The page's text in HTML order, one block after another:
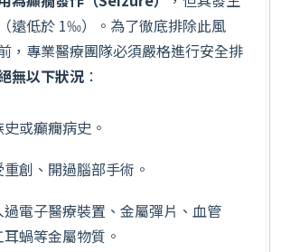
遠低於 1‰）。為了徹底排除此風
，專業醫療團隊必須嚴格進行安全排
無以下狀況 ：
或癲癇病史。
創、開過腦部手術。
電子醫療裝置、金屬彈片、血管
蝸等金屬物質。